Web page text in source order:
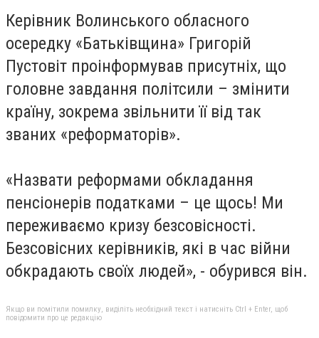
Керівник Волинського обласного
осередку «Батьківщина» Григорій
Пустовіт проінформував присутніх, що
головне завдання політсили – змінити
країну, зокрема звільнити її від так
званих «реформаторів».
«Назвати реформами обкладання
пенсіонерів податками – це щось! Ми
переживаємо кризу безсовісності.
Безсовісних керівників, які в час війни
обкрадають своїх людей», - обурився він.
Якщо ви помітили помилку, виділіть необхідний текст і натисніть Ctrl + Enter, щоб
повідомити про це редакцію